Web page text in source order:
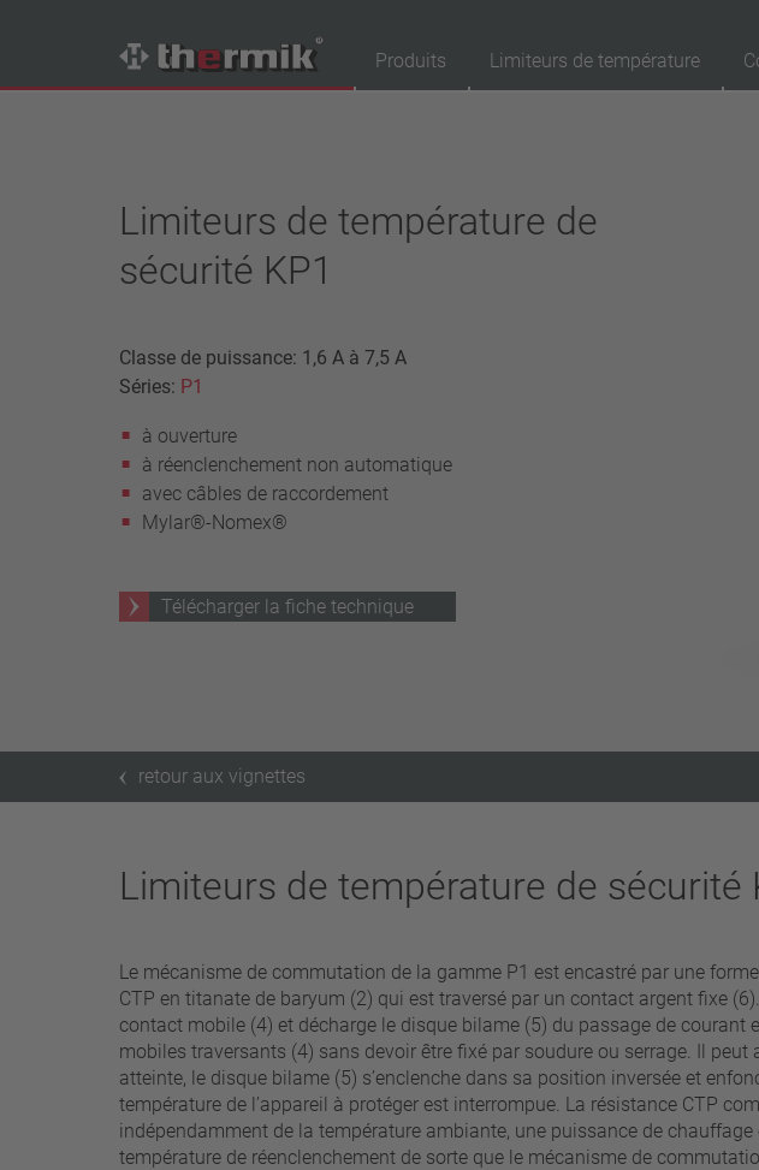
Produits Limiteurs de température
à ouverture
à fermeture
haute température (205 – 250 °C)
1,6 A – 7,5 A
4 A – 25 A
13,5 A – 42 A
Appliquer les filtres
Limiteurs de température de
sécurité KP1
Classe de puissance: 1,6 A à 7,5 A
Séries: P1
à ouverture
à réenclenchement non automatique
avec câbles de raccordement
Mylar®-Nomex®
Télécharger la fiche technique
retour aux vignettes
Limiteurs de température de sécurité
Le mécanisme de commutation de la gamme P1 est encastré par une
CTP en titanate de baryum (2) qui est traversé par un contact argent fixe
contact mobile (4) et décharge le disque bilame (5) du passage de courant
mobiles traversants (4) sans devoir être fixé par soudure ou serrage. Il
atteinte, le disque bilame (5) s’enclenche dans sa position inversée et
température de l’appareil à protéger est interrompue. La résistance CTP
indépendamment de la température ambiante, une puissance de
température de réenclenchement de sorte que le mécanisme de